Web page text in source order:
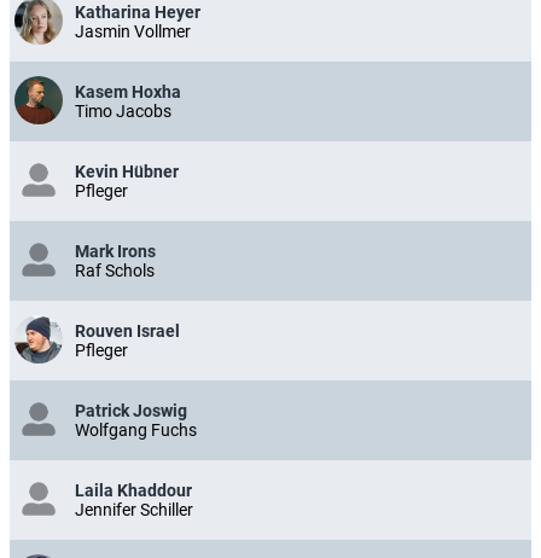
Katharina Heyer
Jasmin Vollmer
Kasem Hoxha
Timo Jacobs
Kevin Hübner
Pfleger
Mark Irons
Raf Schols
Rouven Israel
Pfleger
Patrick Joswig
Wolfgang Fuchs
Laila Khaddour
Jennifer Schiller